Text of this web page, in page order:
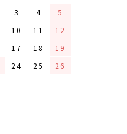
3 4
5
10 11
12
17 18
19
24 25
26